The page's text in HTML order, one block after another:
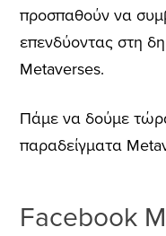
προσπαθούν να
επενδύοντας στη
Metaverses.
Πάμε να δούμε
παραδείγματα
Facebook